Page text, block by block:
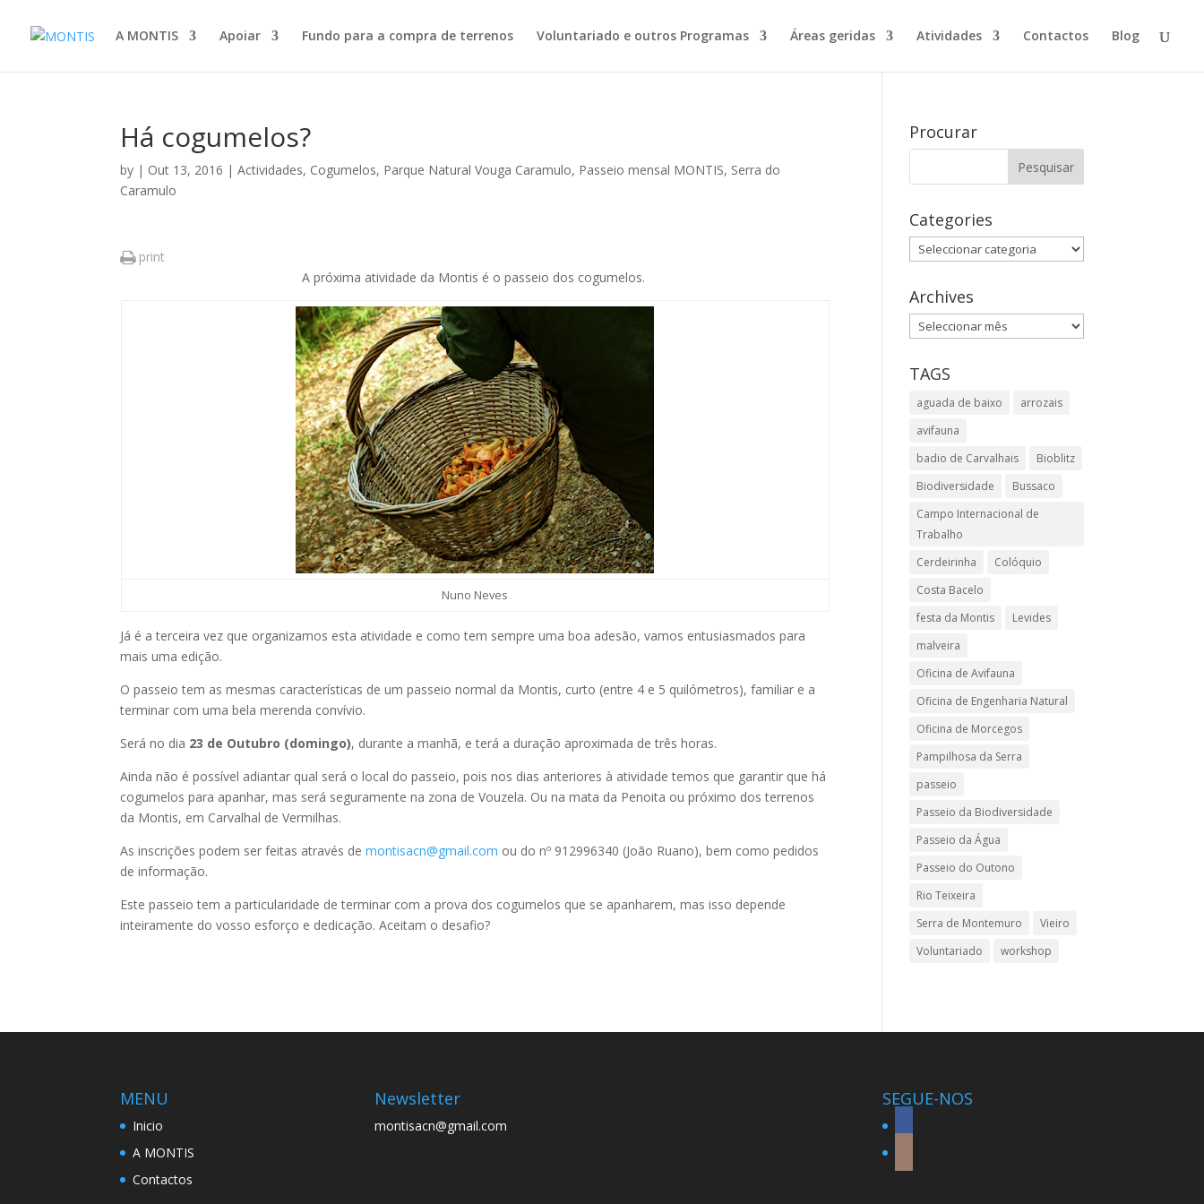
A MONTIS Apoiar Fundo para a compra de terrenos Voluntariado e outros Programas Áreas geridas Atividades Contactos Blog
Há cogumelos?
by | Out 13, 2016 |Actividades, Cogumelos, Parque Natural Vouga Caramulo, Passeio mensal MONTIS, Serra do
Caramulo
print
A próxima atividade da Montis é o passeio dos cogumelos.
Nuno Neves
Já é a terceira vez que organizamos esta atividade e como tem sempre uma boa adesão, vamos entusiasmados para
mais uma edição.
O passeio tem as mesmas características de um passeio normal da Montis, curto (entre 4 e 5 quilómetros), familiar e a
terminar com uma bela merenda convívio.
Será no dia 23 de Outubro (domingo), durante a manhã, e terá a duração aproximada de três horas.
Ainda não é possível adiantar qual será o local do passeio, pois nos dias anteriores à atividade temos que garantir que há
cogumelos para apanhar, mas será seguramente na zona de Vouzela. Ou na mata da Penoita ou próximo dos terrenos
da Montis, em Carvalhal de Vermilhas.
As inscrições podem ser feitas através demontisacn@gmail.com ou do nº 912996340 (João Ruano), bem como pedidos
de informação.
Este passeio tem a particularidade de terminar com a prova dos cogumelos que se apanharem, mas isso depende
inteiramente do vosso esforço e dedicação. Aceitam o desafio?
Procurar
Categories
Categories
Archives
Archives
TAGS
aguada de baixo
arrozais
avifauna
badio de Carvalhais
Bioblitz
Biodiversidade
Bussaco
Campo Internacional de
Trabalho
Cerdeirinha
Colóquio
Costa Bacelo
festa da Montis
Levides
malveira
Oficina de Avifauna
Oficina de Engenharia Natural
Oficina de Morcegos
Pampilhosa da Serra
passeio
Passeio da Biodiversidade
Passeio da Água
Passeio do Outono
Rio Teixeira
Serra de Montemuro
Vieiro
Voluntariado
workshop
MENU
Inicio
A MONTIS
Contactos
Newsletter
montisacn@gmail.com
SEGUE-NOS